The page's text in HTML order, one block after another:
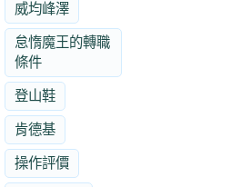
威均峰澤
怠惰魔王的轉職
條件
登山鞋
肯德基
操作評價